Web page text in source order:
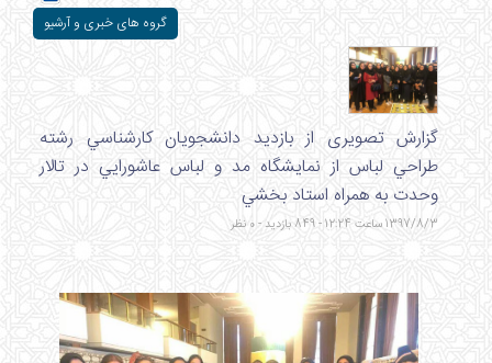
گروه های خبری و آرشیو
گزارش تصویری از بازديد دانشجويان كارشناسي رشته
طراحي لباس از نمايشگاه مد و لباس عاشورايي در تالار
وحدت به همراه استاد بخشي
1397/8/3 ساعت 12:24 - 849 بازدید - 0 نظر